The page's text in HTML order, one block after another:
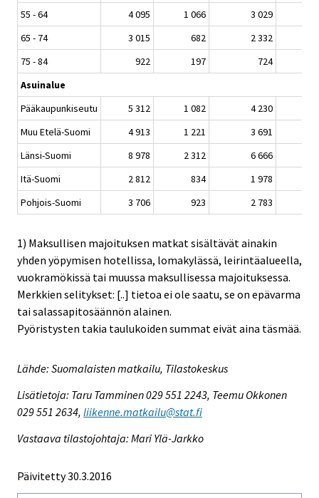
55 - 64
4 095 1 066 3 029
65 - 74
3 015 682 2 332
75 - 84
922 197 724
Asuinalue
Pääkaupunkiseutu
5 312 1 082 4 230
Muu Etelä-Suomi
4 913 1 221 3 691
Länsi-Suomi
8 978 2 312 6 666
Itä-Suomi
2 812 834 1 978
Pohjois-Suomi
3 706 923 2 783
1) Maksullisen majoituksen matkat sisältävät ainakin
yhden yöpymisen hotellissa, lomakylässä, leirintäalueella,
vuokramökissä tai muussa maksullisessa majoituksessa.
Merkkien selitykset: [..] tietoa ei ole saatu, se on epävarma
tai salassapitosäännön alainen.
Pyöristysten takia taulukoiden summat eivät aina täsmää.
Lähde: Suomalaisten matkailu, Tilastokeskus
Lisätietoja: Taru Tamminen 029 551 2243, Teemu Okkonen
029 551 2634, liikenne.matkailu@stat.fi
Vastaava tilastojohtaja: Mari Ylä-Jarkko
Päivitetty 30.3.2016